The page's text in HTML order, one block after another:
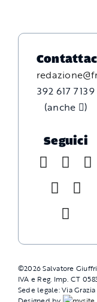
392 617 7139
(anche
)
Seguici
©2026Salvatore
IVA e Reg. Imp. CT
Sede legale: Via